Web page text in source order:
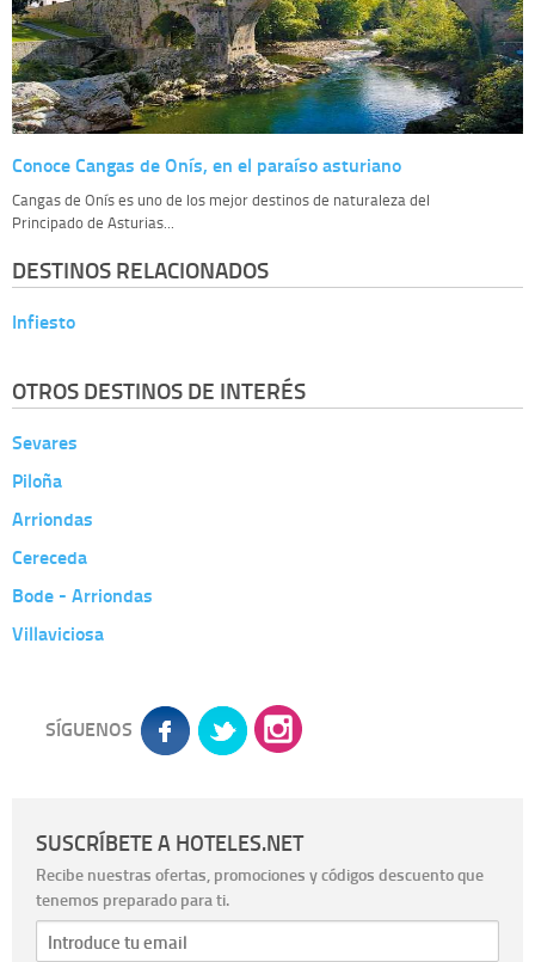
Conoce Cangas de Onís, en el paraíso asturiano
Cangas de Onís es uno de los mejor destinos de naturaleza del
Principado de Asturias...
DESTINOS RELACIONADOS
Infiesto
OTROS DESTINOS DE INTERÉS
Sevares
Piloña
Arriondas
Cereceda
Bode - Arriondas
Villaviciosa
SÍGUENOS
SUSCRÍBETE A HOTELES.NET
Recibe nuestras ofertas, promociones y códigos descuento que
tenemos preparado para ti.